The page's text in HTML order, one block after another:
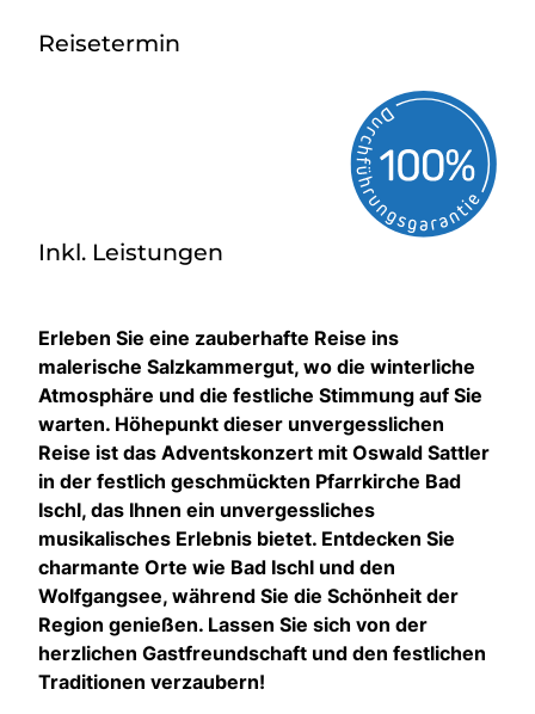
Reisetermin
Inkl. Leistungen
Erleben Sie eine zauberhafte Reise ins
malerische Salzkammergut, wo die winterliche
Atmosphäre und die festliche Stimmung auf Sie
warten. Höhepunkt dieser unvergesslichen
Reise ist das Adventskonzert mit Oswald Sattler
in der festlich geschmückten Pfarrkirche Bad
Ischl, das Ihnen ein unvergessliches
musikalisches Erlebnis bietet. Entdecken Sie
charmante Orte wie Bad Ischl und den
Wolfgangsee, während Sie die Schönheit der
Region genießen. Lassen Sie sich von der
herzlichen Gastfreundschaft und den festlichen
Traditionen verzaubern!